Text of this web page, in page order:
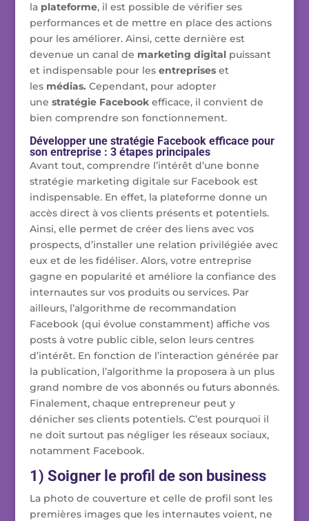
la plateforme, il est possible de vérifier ses
performances et de mettre en place des actions
pour les améliorer. Ainsi, cette dernière est
devenue un canal de marketing digitalpuissant
et indispensable pour les entrepriseset
lesmédias. Cependant, pour adopter
une stratégie Facebookefficace, il convient de
bien comprendre son fonctionnement.
Développer une stratégie Facebook efficace pour
son entreprise : 3 étapes principales
Avant tout, comprendre l’intérêt d’une bonne
stratégie marketing digitale sur Facebook est
indispensable. En effet, la plateforme donne un
accès direct à vos clients présents et potentiels.
Ainsi, elle permet de créer des liens avec vos
prospects, d’installer une relation privilégiée avec
eux et de les fidéliser. Alors, votre entreprise
gagne en popularité et améliore la confiance des
internautes sur vos produits ou services. Par
ailleurs, l’algorithme de recommandation
Facebook (qui évolue constamment) affiche vos
posts à votre public cible, selon leurs centres
d’intérêt. En fonction de l’interaction générée par
la publication, l’algorithme la proposera à un plus
grand nombre de vos abonnés ou futurs abonnés.
Finalement, chaque entrepreneur peut y
dénicher ses clients potentiels. C’est pourquoi il
ne doit surtout pas négliger les réseaux sociaux,
notamment Facebook.
1) Soigner le profil de son business
La photo de couverture et celle de profil sont les
premières images que les internautes voient, ne